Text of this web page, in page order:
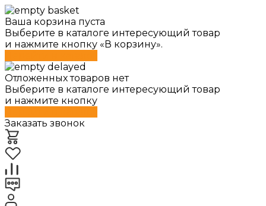
Ваша корзина пуста
Выберите в каталоге интересующий товар
и нажмите кнопку «В корзину».
Отложенных товаров нет
Выберите в каталоге интересующий товар
и нажмите кнопку
Заказать звонок